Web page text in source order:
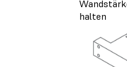
halten